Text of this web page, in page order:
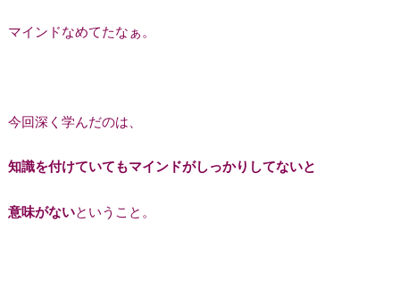
マインドなめてたなぁ。
今回深く学んだのは、
知識を付けていてもマインドがしっかりしてないと
意味がないということ。